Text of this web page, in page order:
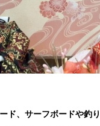
ド、サーフボードや釣